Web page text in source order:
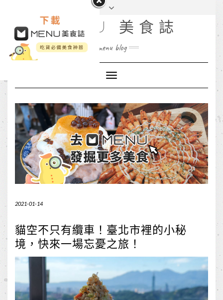
MENU 美食誌
menu blog
Toggle
Navigation
2021-01-14
貓空不只有纜車！臺北市裡的小秘
境，快來一場忘憂之旅！